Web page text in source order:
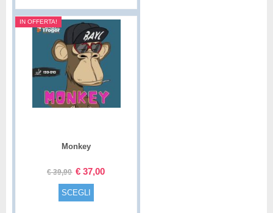
IN OFFERTA!
Monkey
€39,90 € 37,00
SCEGLI